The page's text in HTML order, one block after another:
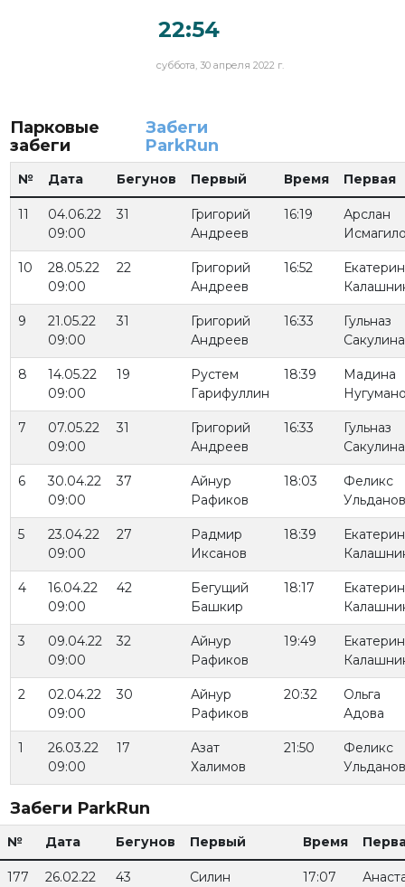
22:54
суббота, 30 апреля 2022 г.
Парковые
забеги
Забеги
ParkRun
№ Дата Бегунов Первый Время Первая
11
04.06.22
09:00
31
Григорий
Андреев
16:19
Арслан
10
28.05.22
09:00
22
Григорий
Андреев
16:52
9
21.05.22
09:00
31
Григорий
Андреев
16:33
Гульназ
Сакулина
8
14.05.22
09:00
19
Рустем
Гарифуллин
18:39
Мадина
7
07.05.22
09:00
31
Григорий
Андреев
16:33
Гульназ
Сакулина
6
30.04.22
09:00
37
Айнур
Рафиков
18:03
Феликс
Ульданов
5
23.04.22
09:00
27
Радмир
Иксанов
18:39
4
16.04.22
09:00
42
Бегущий
Башкир
18:17
3
09.04.22
09:00
32
Айнур
Рафиков
19:49
2
02.04.22
09:00
30
Айнур
Рафиков
20:32
Ольга
Адова
1
26.03.22
09:00
17
Азат
Халимов
21:50
Феликс
Ульданов
Забеги РarkRun
№ Дата Бегунов Первый Время
177 26.02.22 43 Силин 17:07